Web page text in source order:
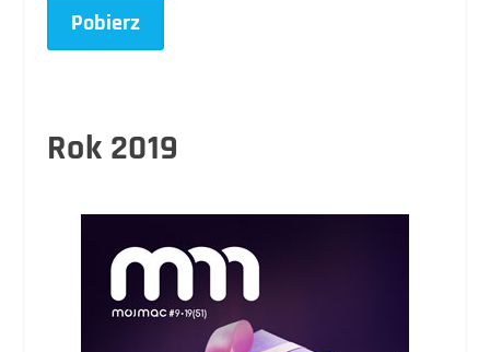
Pobierz
Rok 2019